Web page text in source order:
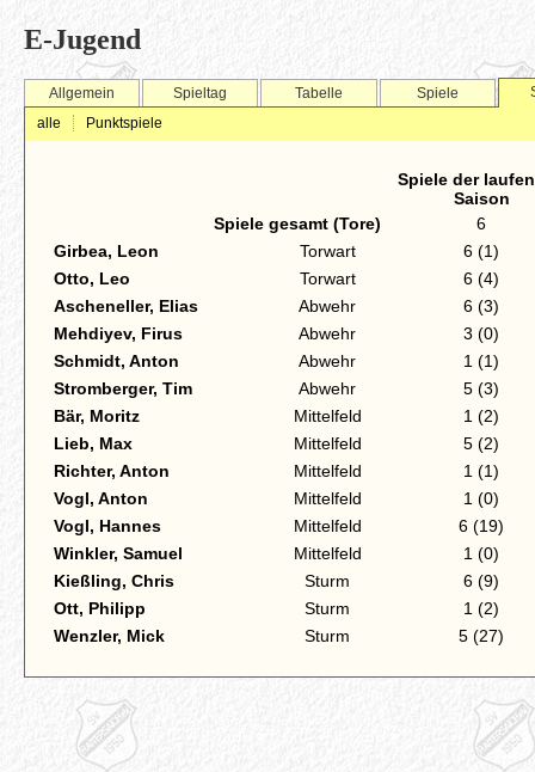
E-Jugend
Allgemein Spieltag Tabelle Spiele
alle
Punktspiele
Spiele der
Saison
Spiele gesamt (Tore)
6
Girbea, Leon
Torwart
6 (1)
Otto, Leo
Torwart
6 (4)
Ascheneller, Elias
Abwehr
6 (3)
Mehdiyev, Firus
Abwehr
3 (0)
Schmidt, Anton
Abwehr
1 (1)
Stromberger, Tim
Abwehr
5 (3)
Bär, Moritz
Mittelfeld
1 (2)
Lieb, Max
Mittelfeld
5 (2)
Richter, Anton
Mittelfeld
1 (1)
Vogl, Anton
Mittelfeld
1 (0)
Vogl, Hannes
Mittelfeld
6 (19)
Winkler, Samuel
Mittelfeld
1 (0)
Kießling, Chris
Sturm
6 (9)
Ott, Philipp
Sturm
1 (2)
Wenzler, Mick
Sturm 5 (27)